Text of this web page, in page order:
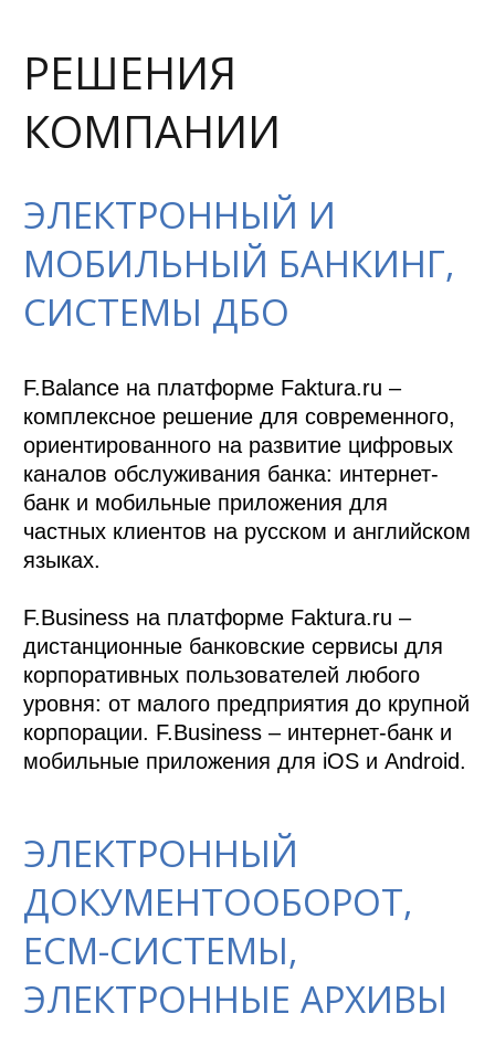
РЕШЕНИЯ
КОМПАНИИ
ЭЛЕКТРОННЫЙ И
МОБИЛЬНЫЙ БАНКИНГ,
СИСТЕМЫ ДБО
F.Balance на платформе Faktura.ru –
комплексное решение для современного,
ориентированного на развитие цифровых
каналов обслуживания банка: интернет-
банк и мобильные приложения для
частных клиентов на русском и английском
языках.
F.Business на платформе Faktura.ru –
дистанционные банковские сервисы для
корпоративных пользователей любого
уровня: от малого предприятия до крупной
корпорации. F.Business – интернет-банк и
мобильные приложения для iOS и Android.
ЭЛЕКТРОННЫЙ
ДОКУМЕНТООБОРОТ,
ECM-СИСТЕМЫ,
ЭЛЕКТРОННЫЕ АРХИВЫ